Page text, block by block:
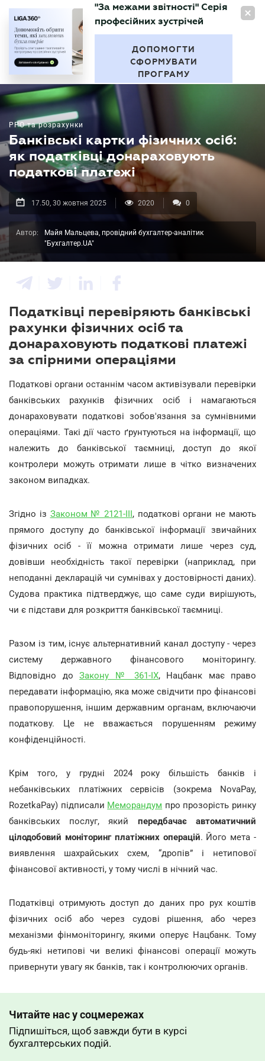
UA
БУХГАЛТЕР
"За межами звітності" Серія
професійних зустрічей
ДОПОМОГТИ
СФОРМУВАТИ
ПРОГРАМУ
РРО та розрахунки
Банківські картки фізичних осіб:
як податківці донараховують
податкові платежі
17.50, 30 жовтня 2025 2020 0
Автор:
Майя Мальцева, провідний бухгалтер-аналітик
"Бухгалтер.UA"
Податківці перевіряють банківські
рахунки фізичних осіб та
донараховують податкові платежі
за спірними операціями
Податкові органи останнім часом активізували перевірки
банківських рахунків фізичних осіб і намагаються
донараховувати податкові зобов'язання за сумнівними
операціями. Такі дії часто ґрунтуються на інформації, що
належить до банківської таємниці, доступ до якої
контролери можуть отримати лише в чітко визначених
законом випадках.
Згідно із Законом № 2121-III, податкові органи не мають
прямого доступу до банківської інформації звичайних
фізичних осіб - її можна отримати лише через суд,
довівши необхідність такої перевірки (наприклад, при
неподанні декларацій чи сумнівах у достовірності даних).
Судова практика підтверджує, що саме суди вирішують,
чи є підстави для розкриття банківської таємниці.
Разом із тим, існує альтернативний канал доступу - через
систему державного фінансового моніторингу.
Відповідно до Закону № 361-IX, Нацбанк має право
передавати інформацію, яка може свідчити про фінансові
правопорушення, іншим державним органам, включаючи
податкову. Це не вважається порушенням режиму
конфіденційності.
Крім того, у грудні 2024 року більшість банків і
небанківських платіжних сервісів (зокрема NovaPay,
RozetkaPay) підписали Меморандум про прозорість ринку
банківських послуг, який передбачає автоматичний
цілодобовий моніторинг платіжних операцій. Його мета -
виявлення шахрайських схем, “дропів” і нетипової
фінансової активності, у тому числі в нічний час.
Податківці отримують доступ до даних про рух коштів
фізичних осіб або через судові рішення, або через
механізми фінмоніторингу, якими оперує Нацбанк. Тому
будь-які нетипові чи великі фінансові операції можуть
привернути увагу як банків, так і контролюючих органів.
Читайте нас у соцмережах
Підпишіться, щоб завжди бути в курсі
бухгалтерських подій.